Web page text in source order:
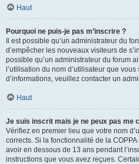
Haut
Pourquoi ne puis-je pas m’inscrire ?
Il est possible qu’un administrateur du
d’empêcher les nouveaux visiteurs de
possible qu’un administrateur du forum
l’utilisation du nom d’utilisateur que
d’informations, veuillez contacter un
Haut
Je suis inscrit mais je ne peux pas me
Vérifiez en premier lieu que votre nom
corrects. Si la fonctionnalité de la
avoir en dessous de 13 ans pendant
instructions que vous avez reçues.